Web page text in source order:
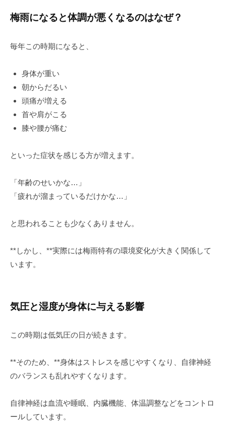
梅雨になると体調が悪くなるのはなぜ？
毎年この時期になると、
身体が重い
朝からだるい
頭痛が増える
首や肩がこる
膝や腰が痛む
といった症状を感じる方が増えます。
「年齢のせいかな…」
「疲れが溜まっているだけかな…」
と思われることも少なくありません。
**しかし、**実際には梅雨特有の環境変化が大きく関係して
います。
気圧と湿度が身体に与える影響
この時期は低気圧の日が続きます。
**そのため、**身体はストレスを感じやすくなり、自律神経
のバランスも乱れやすくなります。
自律神経は血流や睡眠、内臓機能、体温調整などをコントロ
ールしています。